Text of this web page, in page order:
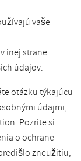
vaše
inej strane.
údajov.
otázku týkajúcu
údajmi,
Pozrite si
o ochrane
zneužitiu,